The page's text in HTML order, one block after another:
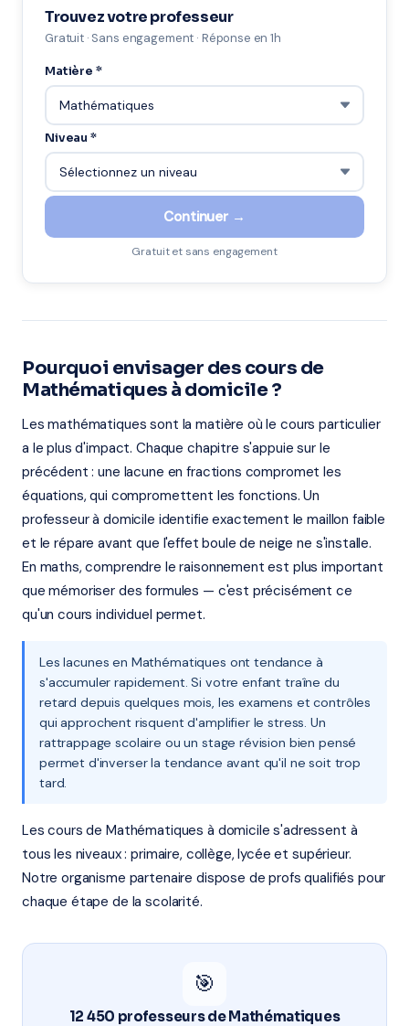
Trouvez votre professeur
Gratuit · Sans engagement · Réponse en 1h
Matière *
Niveau *
Continuer →
Gratuit et sans engagement
Pourquoi envisager des cours de
Mathématiques à domicile ?
Les mathématiques sont la matière où le cours particulier
a le plus d'impact. Chaque chapitre s'appuie sur le
précédent : une lacune en fractions compromet les
équations, qui compromettent les fonctions. Un
professeur à domicile identifie exactement le maillon faible
et le répare avant que l'effet boule de neige ne s'installe.
En maths, comprendre le raisonnement est plus important
que mémoriser des formules — c'est précisément ce
qu'un cours individuel permet.
Les lacunes en Mathématiques ont tendance à
s'accumuler rapidement. Si votre enfant traîne du
retard depuis quelques mois, les examens et contrôles
qui approchent risquent d'amplifier le stress. Un
rattrappage scolaire ou un stage révision bien pensé
permet d'inverser la tendance avant qu'il ne soit trop
tard.
Les cours de Mathématiques à domicile s'adressent à
tous les niveaux : primaire, collège, lycée et supérieur.
Notre organisme partenaire dispose de profs qualifiés pour
chaque étape de la scolarité.
🎯
12 450 professeurs de Mathématiques